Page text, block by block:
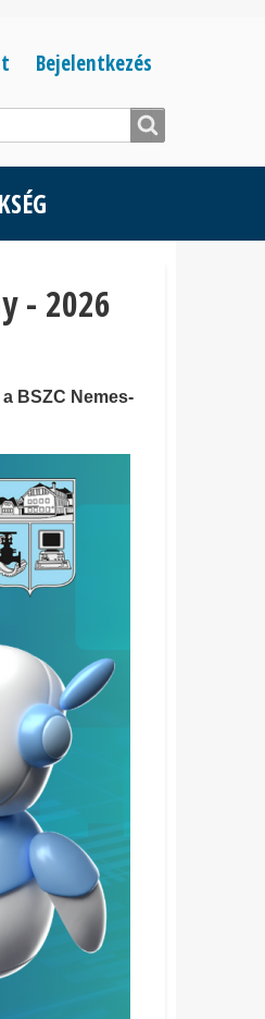
Bejelentkezés
menüje
Bejelentkezés
- 2026
BSZC Nemes-